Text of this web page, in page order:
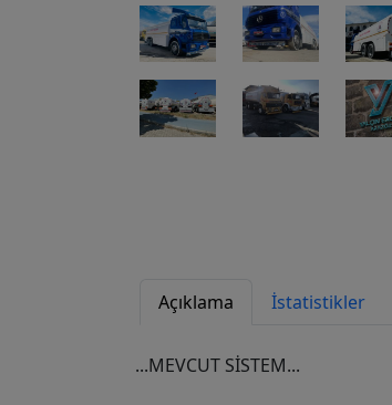
Açıklama İstatistikler
...MEVCUT SİSTEM...